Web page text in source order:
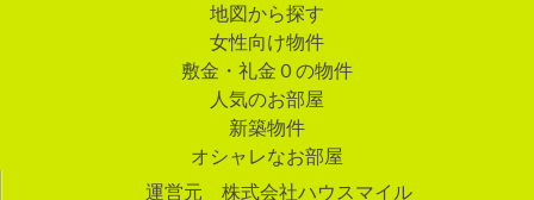
地図から探す
女性向け物件
敷金・礼金０の物件
人気のお部屋
新築物件
オシャレなお部屋
運営元 株式会社ハウスマイル